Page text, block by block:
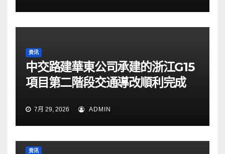
资讯
中交路建華東公司承建的浙江G15
項目第二階段交通導改順利完成
7月 29, 2026 ADMIN
资讯